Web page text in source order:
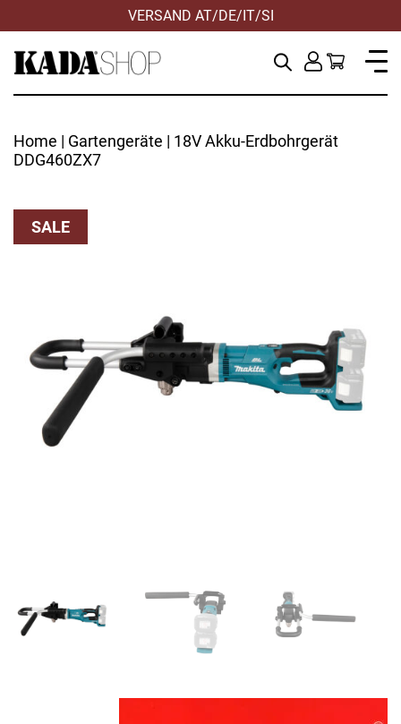
VERSAND AT/DE/IT/SI
Home | Gartengeräte | 18V Akku-Erdbohrgerät
DDG460ZX7
SALE